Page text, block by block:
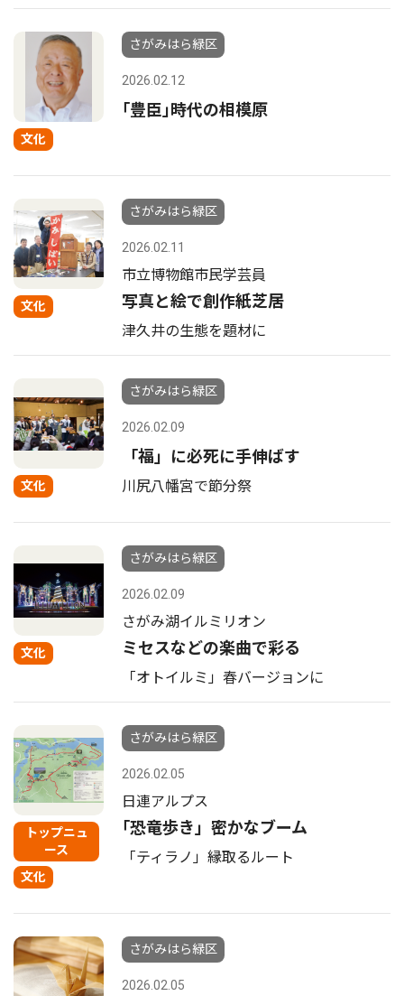
文化
さがみはら緑区
2026.02.12
｢豊臣｣時代の相模原
文化
さがみはら緑区
2026.02.11
市立博物館市民学芸員
写真と絵で創作紙芝居
津久井の生態を題材に
文化
さがみはら緑区
2026.02.09
「福」に必死に手伸ばす
川尻八幡宮で節分祭
文化
さがみはら緑区
2026.02.09
さがみ湖イルミリオン
ミセスなどの楽曲で彩る
「オトイルミ」春バージョンに
トップニュ
ース
文化
さがみはら緑区
2026.02.05
日連アルプス
｢恐竜歩き」密かなブーム
「ティラノ」縁取るルート
さがみはら緑区
2026.02.05